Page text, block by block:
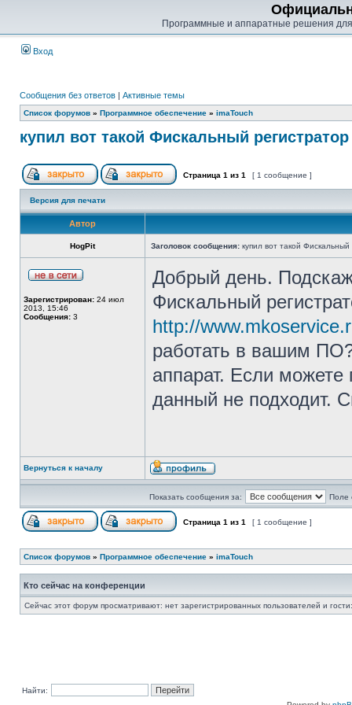
Программные и аппаратные решения
Вход
Сообщения без ответов | Активные темы
Список форумов » Программное обеспечение » imaTouch
купил вот такой Фискальный
Страница 1 из 1 [ 1 сообщение ]
Версия для печати
Автор
HogPit Заголовок сообщения: купил вот такой
Зарегистрирован: 24 июл
2013, 15:46
Сообщения: 3
Добрый день.
Фискальный
http://
работать в вашим
аппарат. Если можете
данный не подходит.
Вернуться к началу
Показать сообщения за: Поле
Страница 1 из 1 [ 1 сообщение ]
Список форумов » Программное обеспечение » imaTouch
Кто сейчас на конференции
Сейчас этот форум просматривают: нет зарегистрированных пользователей и
Найти: